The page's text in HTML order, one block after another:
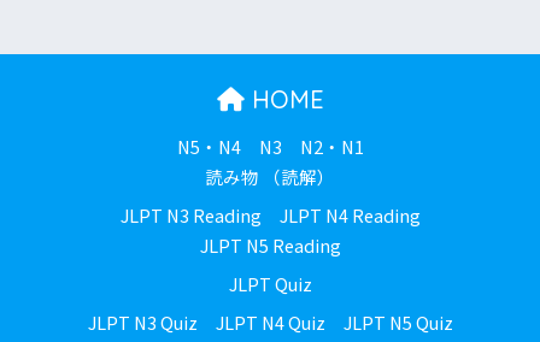
HOME
N5・N4 N3
N2・N1
読み物 （読解）
JLPT N3 Reading
JLPT N4 Reading
JLPT N5 Reading
JLPT Quiz
JLPT N3 Quiz
JLPT N4 Quiz JLPT N5 Quiz